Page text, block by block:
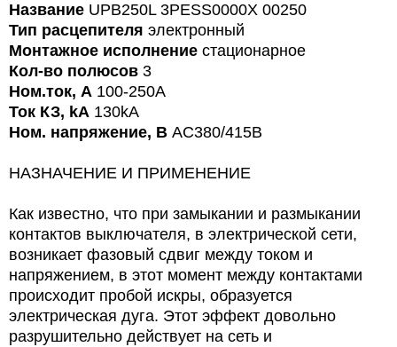
Название UPB250L 3PESS0000X 00250
Тип расцепителя электронный
Монтажное исполнение стационарное
Кол-во полюсов 3
Ном.ток, А 100-250A
Ток КЗ, kA 130kA
Ном. напряжение, В AC380/415В
НАЗНАЧЕНИЕ И ПРИМЕНЕНИЕ
Как известно, что при замыкании и размыкании
контактов выключателя, в электрической сети,
возникает фазовый сдвиг между током и
напряжением, в этот момент между контактами
происходит пробой искры, образуется
электрическая дуга. Этот эффект довольно
разрушительно действует на сеть и